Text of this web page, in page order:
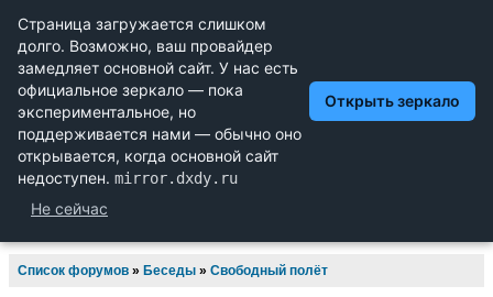
Научный форум dxdy
Математика, Физика, Computer Science, Machine Learning,
LaTeX, Механика и Техника, Химия,
Биология и Медицина, Экономика и Финансовая
Математика, Гуманитарные науки
Список форумов » Беседы » Свободный полёт